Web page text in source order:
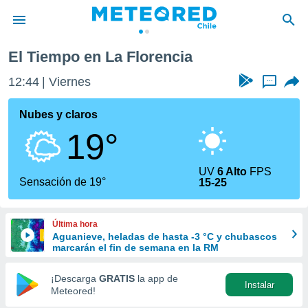
de
por
que se
calidad.
a este
las
y
forma
digital
basada
El Tiempo en La Florencia
12:44 Viernes ...
Nubes y claros
19°
Sensación de 19°
UV6 Alto FPS
15-25
Última hora
Aguanieve, heladas de hasta -3 °C y chubascos
marcarán el fin de semana en la RM
¡Descarga GRATIS la app de
Meteored!
Instalar